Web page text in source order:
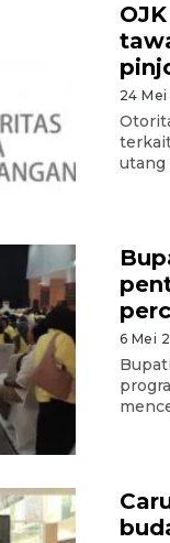
24
utang
6 Mei